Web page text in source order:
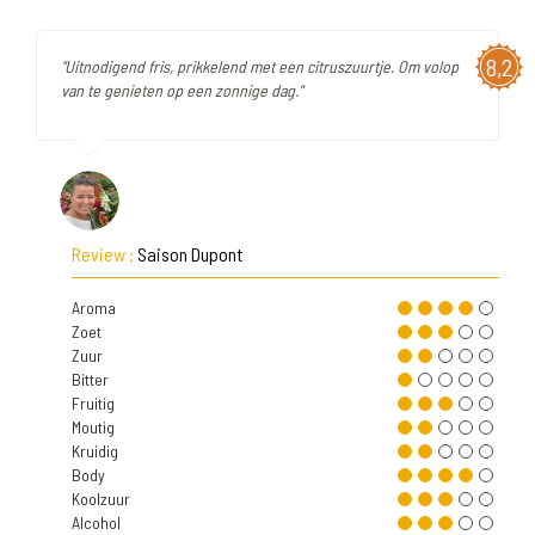
8,2
"Uitnodigend fris, prikkelend met een citruszuurtje. Om volop
van te genieten op een zonnige dag."
Review : Saison Dupont
Aroma
Zoet
Zuur
Bitter
Fruitig
Moutig
Kruidig
Body
Koolzuur
Alcohol